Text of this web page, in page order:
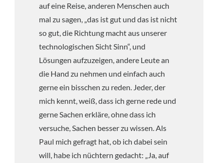
auf eine Reise, anderen Menschen auch
mal zu sagen, „das ist gut und das ist nicht
so gut, die Richtung macht aus unserer
technologischen Sicht Sinn“, und
Lösungen aufzuzeigen, andere Leute an
die Hand zu nehmen und einfach auch
gerne ein bisschen zu reden. Jeder, der
mich kennt, weiß, dass ich gerne rede und
gerne Sachen erkläre, ohne dass ich
versuche, Sachen besser zu wissen. Als
Paul mich gefragt hat, ob ich dabei sein
will, habe ich nüchtern gedacht: „Ja, auf